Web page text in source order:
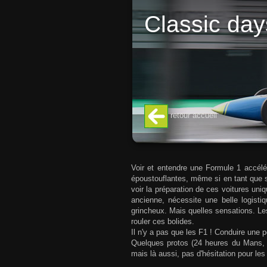
Classic
retour accueil
Voir et entendre une Formule 1
époustouflantes, même si en tant que
voir la préparation de ces voitures
ancienne, nécessite une belle
grincheux. Mais quelles sensations.
rouler ces bolides.
Il n'y a pas que les F1 ! Conduire
Quelques protos (24 heures du
mais là aussi, pas d'hésitation pour